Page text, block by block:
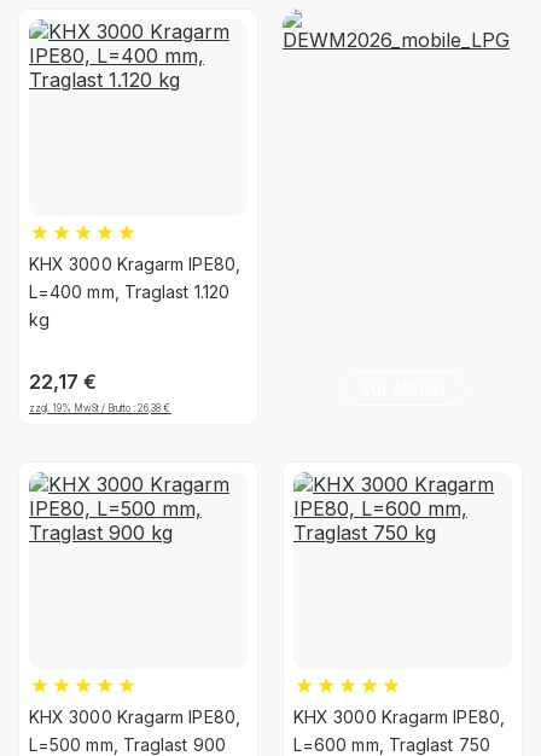
KHX 3000 Kragarm IPE80,
L=400 mm, Traglast 1.120
kg
22,17€
zzgl. 19% MwSt / Brutto :26,38€
KHX 3000 Kragarm IPE80,
L=500 mm, Traglast 900
KHX 3000 Kragarm IPE80,
L=600 mm, Traglast 750